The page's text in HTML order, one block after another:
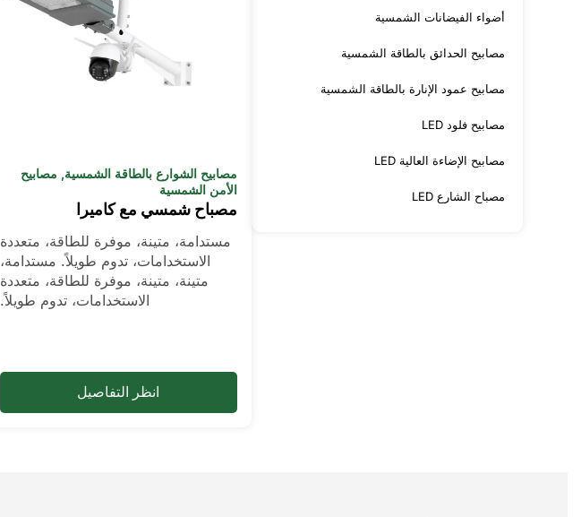
أضواء الفيضانات الشمسية
مصابيح الحدائق بالطاقة الشمسية
مصابيح عمود الإنارة بالطاقة الشمسية
مصابيح فلود LED
مصابيح الإضاءة العالية LED
مصباح الشارع LED
مصابيح الشوارع بالطاقة الشمسية, مصابيح
الأمن الشمسية
مصباح شمسي مع كاميرا
مستدامة، متينة، موفرة للطاقة، متعددة
الاستخدامات، تدوم طويلاً. مستدامة،
متينة، متينة، موفرة للطاقة، متعددة
الاستخدامات، تدوم طويلاً.
انظر التفاصيل